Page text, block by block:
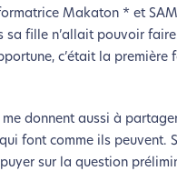
Makaton * et
sa fille n’allait pouvoir
c’était la première
donnent aussi à
font comme ils peuvent.
sur la question